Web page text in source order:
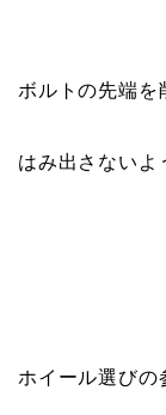
ボルトの先端を
はみ出さないよ
ホイール選びの